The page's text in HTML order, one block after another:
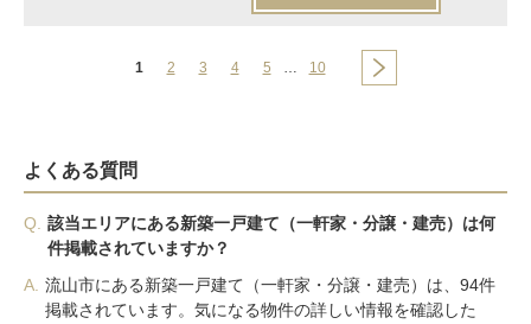
1 2 3 4 5 … 10
よくある質問
Q.
該当エリアにある新築一戸建て（一軒家・分譲・建売）は何
件掲載されていますか？
A. 流山市にある新築一戸建て（一軒家・分譲・建売）は、94件
掲載されています。気になる物件の詳しい情報を確認した